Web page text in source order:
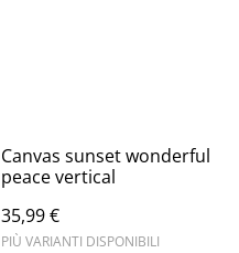
Canvas sunset wonderful
peace vertical
35,99 €
PIÙ VARIANTI DISPONIBILI